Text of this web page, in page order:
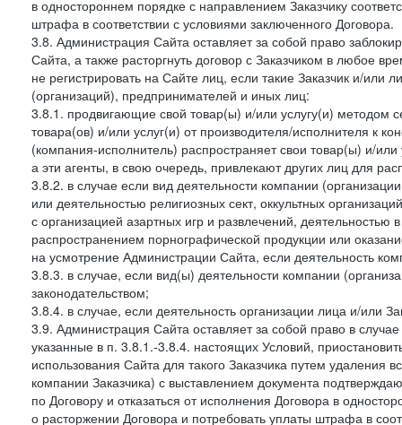
в одностороннем порядке с направлением Заказчику
штрафа в соответствии с условиями заключенного Договора.
3.8. Администрация Сайта оставляет за собой право
Сайта, а также расторгнуть договор с Заказчиком в любое
не регистрировать на Сайте лиц, если такие Заказчик и/
(организаций), предпринимателей и иных лиц:
3.8.1. продвигающие свой товар(ы) и/или услугу(и) методом
товара(ов) и/или услуг(и) от производителя/исполнителя к
(компания-исполнитель) распространяет свои товар(ы) и/
а эти агенты, в свою очередь, привлекают других лиц для
3.8.2. в случае если вид деятельности компании
или деятельностью религиозных сект, оккультных
с организацией азартных игр и развлечений,
распространением порнографической продукции или
на усмотрение Администрации Сайта, если деятельность
3.8.3. в случае, если вид(ы) деятельности компании
законодательством;
3.8.4. в случае, если деятельность организации лица и/или
3.9. Администрация Сайта оставляет за собой право в
указанные в п. 3.8.1.-3.8.4. настоящих Условий,
использования Сайта для такого Заказчика путем
компании Заказчика) с выставлением документа
по Договору и отказаться от исполнения Договора в
о расторжении Договора и потребовать уплаты штрафа в